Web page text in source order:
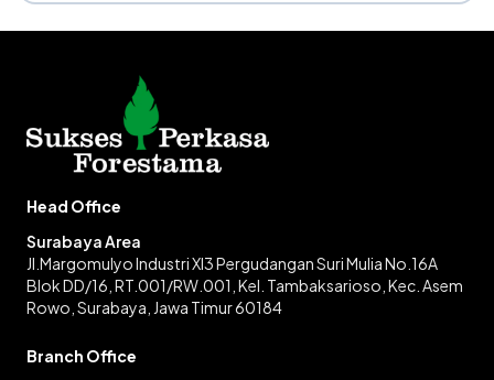
Head Office
Surabaya Area
Jl.Margomulyo Industri XI3 Pergudangan Suri Mulia No.16A
Blok DD/16, RT.001/RW.001, Kel. Tambaksarioso, Kec. Asem
Rowo, Surabaya, Jawa Timur 60184
Branch Office